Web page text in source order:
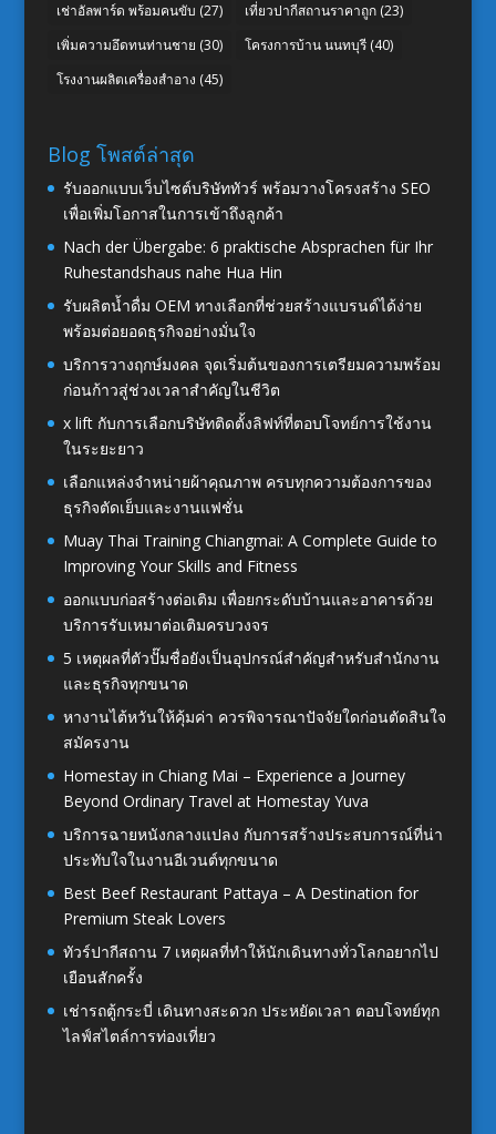
เช่าอัลพาร์ด พร้อมคนขับ (27) เที่ยวปากีสถานราคาถูก(23)
เพิ่มความอึดทนท่านชาย (30) โครงการบ้าน นนทบุรี(40)
โรงงานผลิตเครื่องสำอาง (45)
Blog โพสต์ล่าสุด
รับออกแบบเว็บไซต์บริษัททัวร์ พร้อมวางโครงสร้าง SEO
เพื่อเพิ่มโอกาสในการเข้าถึงลูกค้า
Nach der Übergabe: 6 praktische Absprachen für Ihr
Ruhestandshaus nahe Hua Hin
รับผลิตน้ำดื่ม OEM ทางเลือกที่ช่วยสร้างแบรนด์ได้ง่าย
พร้อมต่อยอดธุรกิจอย่างมั่นใจ
บริการวางฤกษ์มงคล จุดเริ่มต้นของการเตรียมความพร้อม
ก่อนก้าวสู่ช่วงเวลาสำคัญในชีวิต
x lift กับการเลือกบริษัทติดตั้งลิฟท์ที่ตอบโจทย์การใช้งาน
ในระยะยาว
เลือกแหล่งจำหน่ายผ้าคุณภาพ ครบทุกความต้องการของ
ธุรกิจตัดเย็บและงานแฟชั่น
Muay Thai Training Chiangmai: A Complete Guide to
Improving Your Skills and Fitness
ออกแบบก่อสร้างต่อเติม เพื่อยกระดับบ้านและอาคารด้วย
บริการรับเหมาต่อเติมครบวงจร
5 เหตุผลที่ตัวปั๊มชื่อยังเป็นอุปกรณ์สำคัญสำหรับสำนักงาน
และธุรกิจทุกขนาด
หางานไต้หวันให้คุ้มค่า ควรพิจารณาปัจจัยใดก่อนตัดสินใจ
สมัครงาน
Homestay in Chiang Mai – Experience a Journey
Beyond Ordinary Travel at Homestay Yuva
บริการฉายหนังกลางแปลง กับการสร้างประสบการณ์ที่น่า
ประทับใจในงานอีเวนต์ทุกขนาด
Best Beef Restaurant Pattaya – A Destination for
Premium Steak Lovers
ทัวร์ปากีสถาน 7 เหตุผลที่ทำให้นักเดินทางทั่วโลกอยากไป
เยือนสักครั้ง
เช่ารถตู้กระบี่ เดินทางสะดวก ประหยัดเวลา ตอบโจทย์ทุก
ไลฟ์สไตล์การท่องเที่ยว